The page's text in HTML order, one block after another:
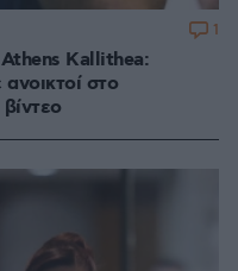
Athens Kallithea:
στο
1